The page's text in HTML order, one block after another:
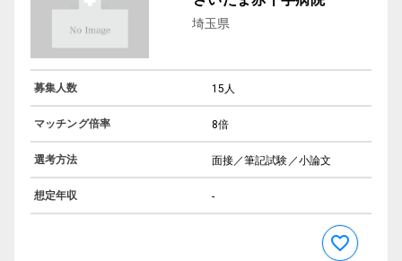
埼玉県
募集人数 15人
マッチング倍率 8倍
選考方法 面接／筆記試験／小論文
想定年収 -